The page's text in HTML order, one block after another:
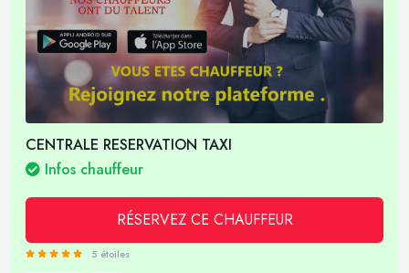
CENTRALE RESERVATION TAXI
Infos chauffeur
RÉSERVEZ CE CHAUFFEUR
5 étoiles